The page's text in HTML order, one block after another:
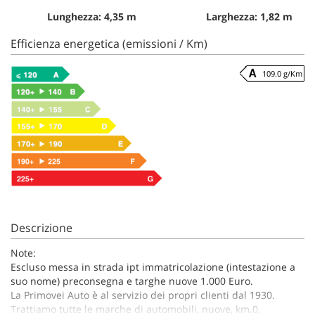
Lunghezza: 4,35 m Larghezza: 1,82 m
Efficienza energetica (emissioni / Km)
109.0 g/Km
Descrizione
Note:
Escluso messa in strada ipt immatricolazione (intestazione a
suo nome) preconsegna e targhe nuove 1.000 Euro.
La Primovei Auto è al servizio dei propri clienti dal 1930.
Trattiamo tutte le marche di automobili, nuove, km.0,